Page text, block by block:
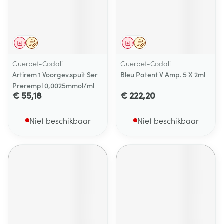
Op voorschrift
Geneesmiddel
Guerbet-Codali
Artirem 1 Voorgev.spuit Ser
Prerempl 0,0025mmol/ml
€ 55,18
Niet beschikbaar
Op voorschrift
Geneesmiddel
Guerbet-Codali
Bleu Patent V Amp. 5 X 2ml
€ 222,20
Niet beschikbaar